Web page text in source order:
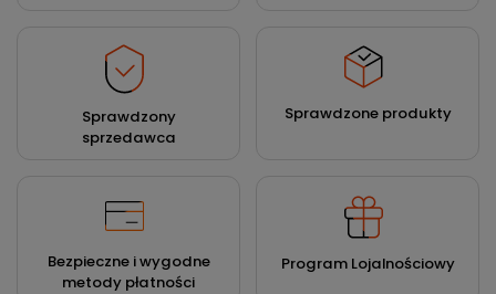
Sprawdzony
sprzedawca
Sprawdzone produkty
Bezpieczne i wygodne
metody płatności
Program Lojalnościowy